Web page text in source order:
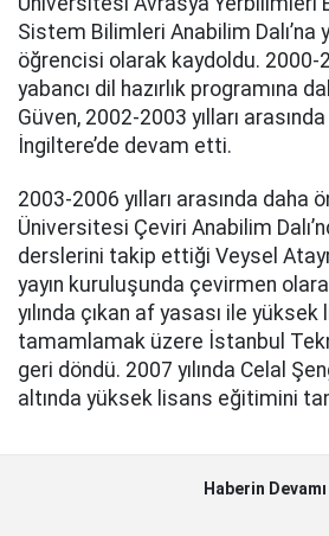
Sistem Bilimleri Anabilim Dalı’na
öğrencisi olarak kaydoldu. 2000-
yabancı dil hazırlık programına
Güven, 2002-2003 yılları
İngiltere’de devam etti.
2003-2006 yılları arasında daha
Üniversitesi Çeviri Anabilim
derslerini takip ettiği Veysel
yayın kuruluşunda çevirmen
yılında çıkan af yasası ile
tamamlamak üzere İstanbul
geri döndü. 2007 yılında Celal
altında yüksek lisans eğitimini
Haberin Devamı